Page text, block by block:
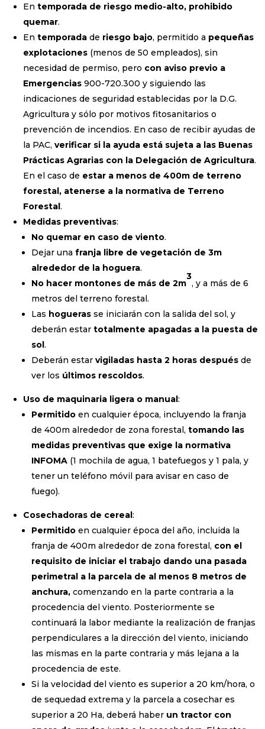
Entemporada de riesgo medio-alto, prohibido
quemar.
Entemporada de riesgo bajo, permitido a pequeñas
explotaciones (menos de 50 empleados), sin
necesidad de permiso, pero con aviso previo a
Emergencias 900-720.300 y siguiendo las
indicaciones de seguridad establecidas por la D.G.
Agricultura y sólo por motivos fitosanitarios o
prevención de incendios. En caso de recibir ayudas de
la PAC,verificar si la ayuda está sujeta a las Buenas
Prácticas Agrarias con la Delegación de Agricultura.
En el caso de estar a menos de 400m de terreno
forestal, atenerse a la normativa de Terreno
Forestal.
Medidas preventivas:
No quemar en caso de viento.
Dejar unafranja libre de vegetación de 3m
alrededor de la hoguera.
No hacer montones de más de 2m
3
, y a más de 6
metros del terreno forestal.
Las hogueras se iniciarán con la salida del sol, y
deberán estartotalmente apagadas a la puesta de
sol.
Deberán estarvigiladas hasta 2 horas después de
ver los últimos rescoldos.
Uso de maquinaria ligera o manual:
Permitido en cualquier época, incluyendo la franja
de 400m alrededor de zona forestal,tomando las
medidas preventivas que exige la normativa
INFOMA (1 mochila de agua, 1 batefuegos y 1 pala, y
tener un teléfono móvil para avisar en caso de
fuego).
Cosechadoras de cereal:
Permitido en cualquier época del año, incluida la
franja de 400m alrededor de zona forestal, con el
requisito de iniciar el trabajo dando una pasada
perimetral a la parcela de al menos 8 metros de
anchura, comenzando en la parte contraria a la
procedencia del viento. Posteriormente se
continuará la labor mediante la realización de franjas
perpendiculares a la dirección del viento, iniciando
las mismas en la parte contraria y más lejana a la
procedencia de este.
Si la velocidad del viento es superior a 20 km/hora, o
de sequedad extrema y la parcela a cosechar es
superior a 20 Ha, deberá haber un tractor con